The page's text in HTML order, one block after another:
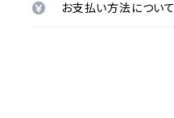
お支払い方法について